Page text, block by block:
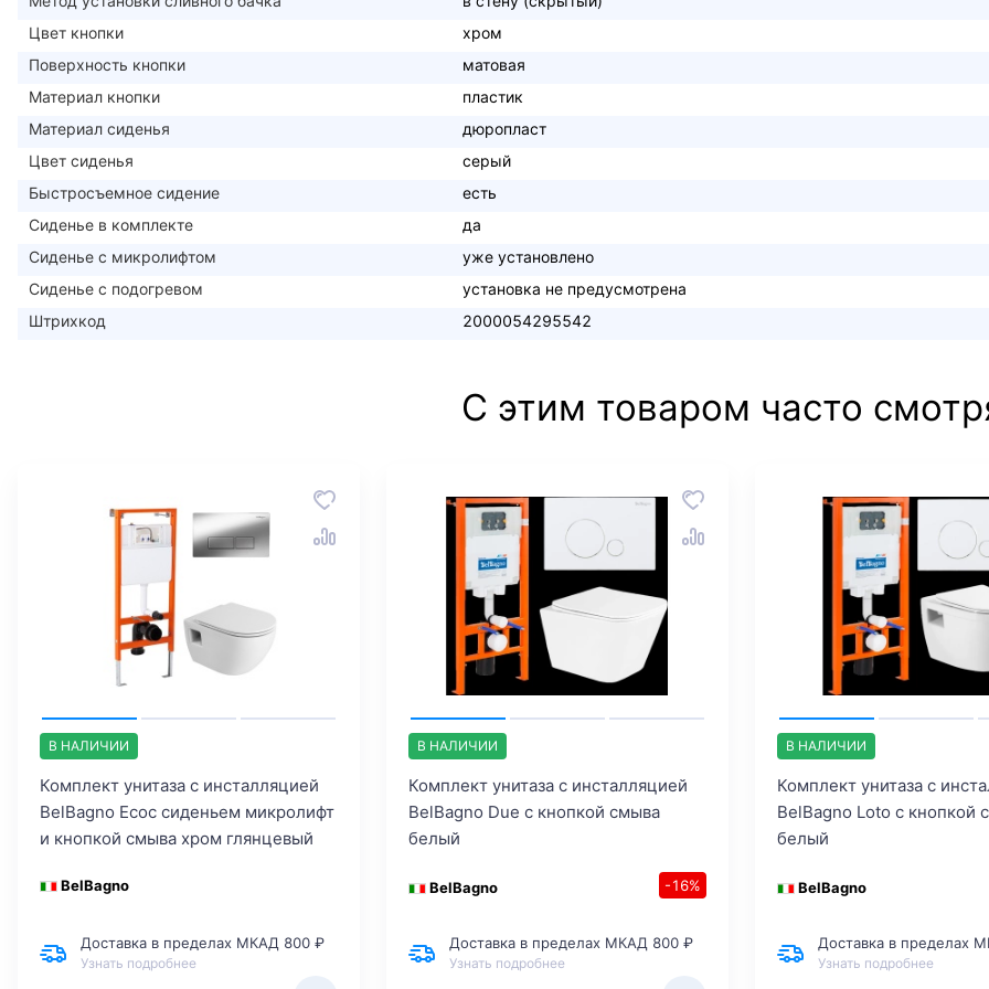
Цвет кнопки
хром
Поверхность кнопки
матовая
Материал кнопки
пластик
Материал сиденья
дюропласт
Цвет сиденья
серый
Быстросъемное сидение
есть
Сиденье в комплекте
да
Сиденье с микролифтом
уже установлено
Сиденье с подогревом
установка не предусмотрена
Штрихкод
2000054295542
С этим товаром часто
В НАЛИЧИИ
Комплект унитаза с инсталляцией
BelBagno Ecoс сиденьем микролифт
и кнопкой смыва хром глянцевый
BelBagno
Доставка в пределах МКАД 800 ₽
Узнать подробнее
В НАЛИЧИИ
Комплект унитаза с инсталляцией
BelBagno Due с кнопкой смыва
белый
BelBagno -16%
Доставка в пределах МКАД 800 ₽
Узнать подробнее
В НАЛИЧИИ
Комплект унитаза с
BelBagno Loto с кнопкой
белый
BelBagno
Доставка в пределах
Узнать подробнее